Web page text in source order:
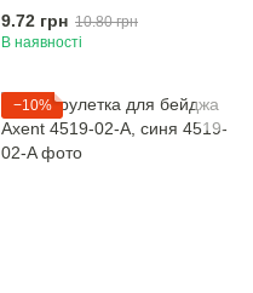
4532-01-A, чорний
9.72 грн 10.80 грн
В наявності
−10%